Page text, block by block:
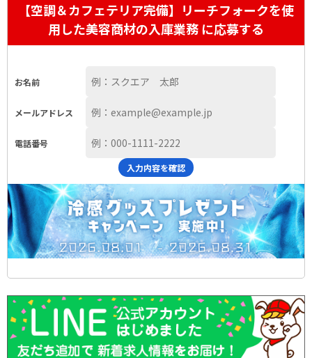
【空調＆カフェテリア完備】リーチフォークを使
用した美容商材の入庫業務 に応募する
お名前
メールアドレス
電話番号
入力内容を確認